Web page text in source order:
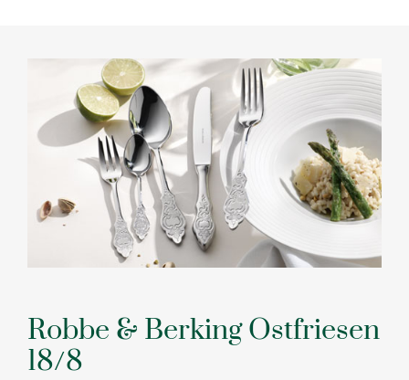
Robbe & Berking Ostfriesen
18/8